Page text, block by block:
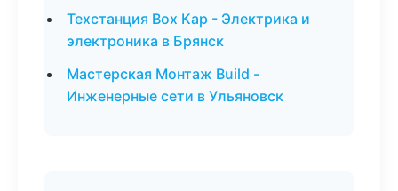
Техстанция Box Кар - Электрика и
электроника в Брянск
Мастерская Монтаж Build -
Инженерные сети в Ульяновск